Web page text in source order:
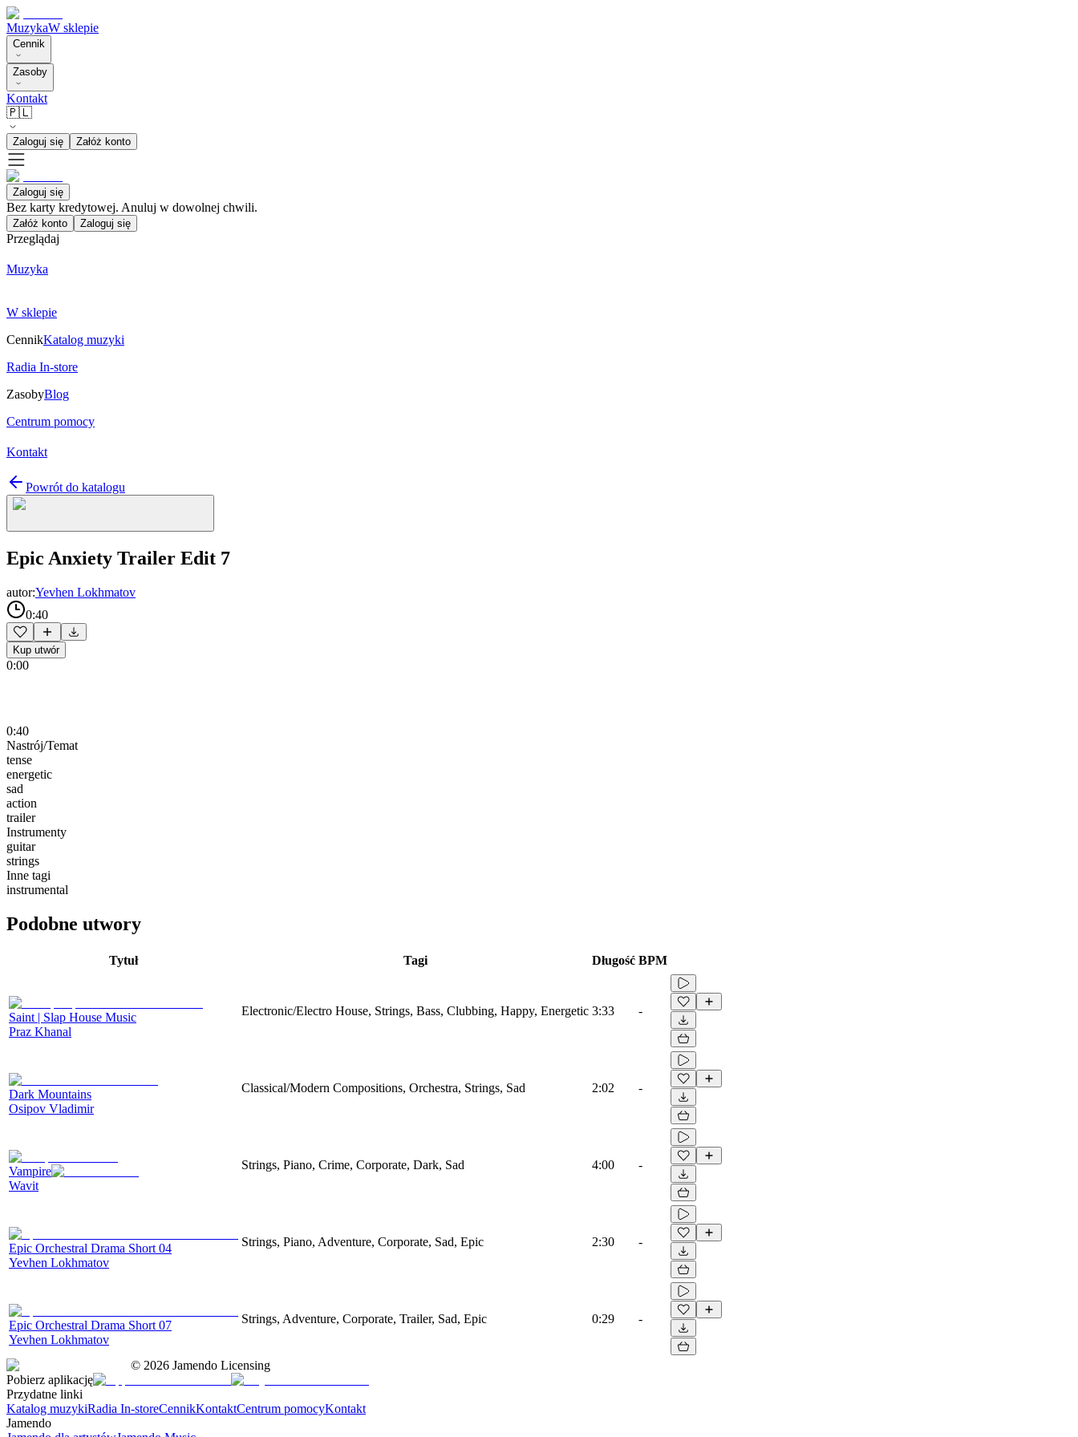
MuzykaW sklepie
Cennik
Zasoby
Kontakt
🇵🇱
Zaloguj się Załóż konto
Zaloguj się
Bez karty kredytowej. Anuluj w dowolnej chwili.
Załóż konto Zaloguj się
Przeglądaj
Muzyka
W sklepie
CennikKatalog muzyki
Radia In-store
ZasobyBlog
Centrum pomocy
Kontakt
Powrót do katalogu
Epic Anxiety Trailer Edit 7
autor:Yevhen Lokhmatov
0:40
Kup utwór
0:00
0:40
Nastrój/Temat
tense
energetic
sad
action
trailer
Instrumenty
guitar
strings
Inne tagi
instrumental
Podobne utwory
Tytuł Tagi Długość BPM
Saint | Slap House Music
Praz Khanal
Electronic/Electro House, Strings, Bass, Clubbing, Happy, Energetic 3:33 -
Dark Mountains
Osipov Vladimir
Classical/Modern Compositions, Orchestra, Strings, Sad 2:02 -
Vampire
Wavit
Strings, Piano, Crime, Corporate, Dark, Sad 4:00 -
Epic Orchestral Drama Short 04
Yevhen Lokhmatov
Strings, Piano, Adventure, Corporate, Sad, Epic 2:30 -
Epic Orchestral Drama Short 07
Yevhen Lokhmatov
Strings, Adventure, Corporate, Trailer, Sad, Epic 0:29 -
© 2026 Jamendo Licensing
Pobierz aplikację
Przydatne linki
Katalog muzykiRadia In-storeCennikKontaktCentrum pomocyKontakt
Jamendo